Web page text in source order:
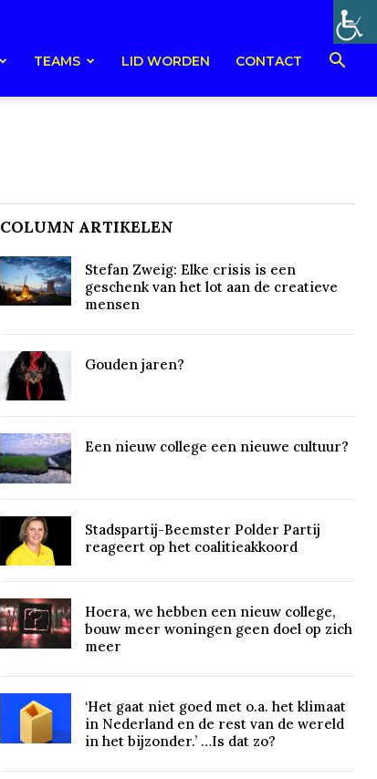
TEAMS LID WORDEN CONTACT
COLUMN ARTIKELEN
Stefan Zweig: Elke crisis is een
geschenk van het lot aan de creatieve
mensen
Gouden jaren?
Een nieuw college een nieuwe cultuur?
Stadspartij-Beemster Polder Partij
reageert op het coalitieakkoord
Hoera, we hebben een nieuw college,
bouw meer woningen geen doel op zich
meer
‘Het gaat niet goed met o.a. het klimaat
in Nederland en de rest van de wereld
in het bijzonder.’ …Is dat zo?